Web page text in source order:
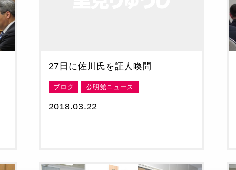
27日に佐川氏を証人喚問
ブログ 公明党ニュース
2018.03.22